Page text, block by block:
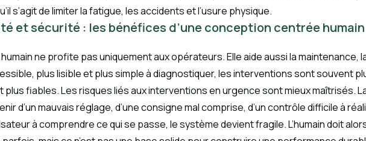
s’agit de limiter la fatigue, les accidents et l’usure physique.
et sécurité : les bénéfices d’une conception centrée humain
ne profite pas uniquement aux opérateurs. Elle aide aussi la maintenance,
plus lisible et plus simple à diagnostiquer, les interventions sont souvent
fiables. Les risques liés aux interventions en urgence sont mieux maîtrisés.
d’un mauvais réglage, d’une consigne mal comprise, d’un contrôle difficile à
à comprendre ce qui se passe, le système devient fragile. L’humain doit